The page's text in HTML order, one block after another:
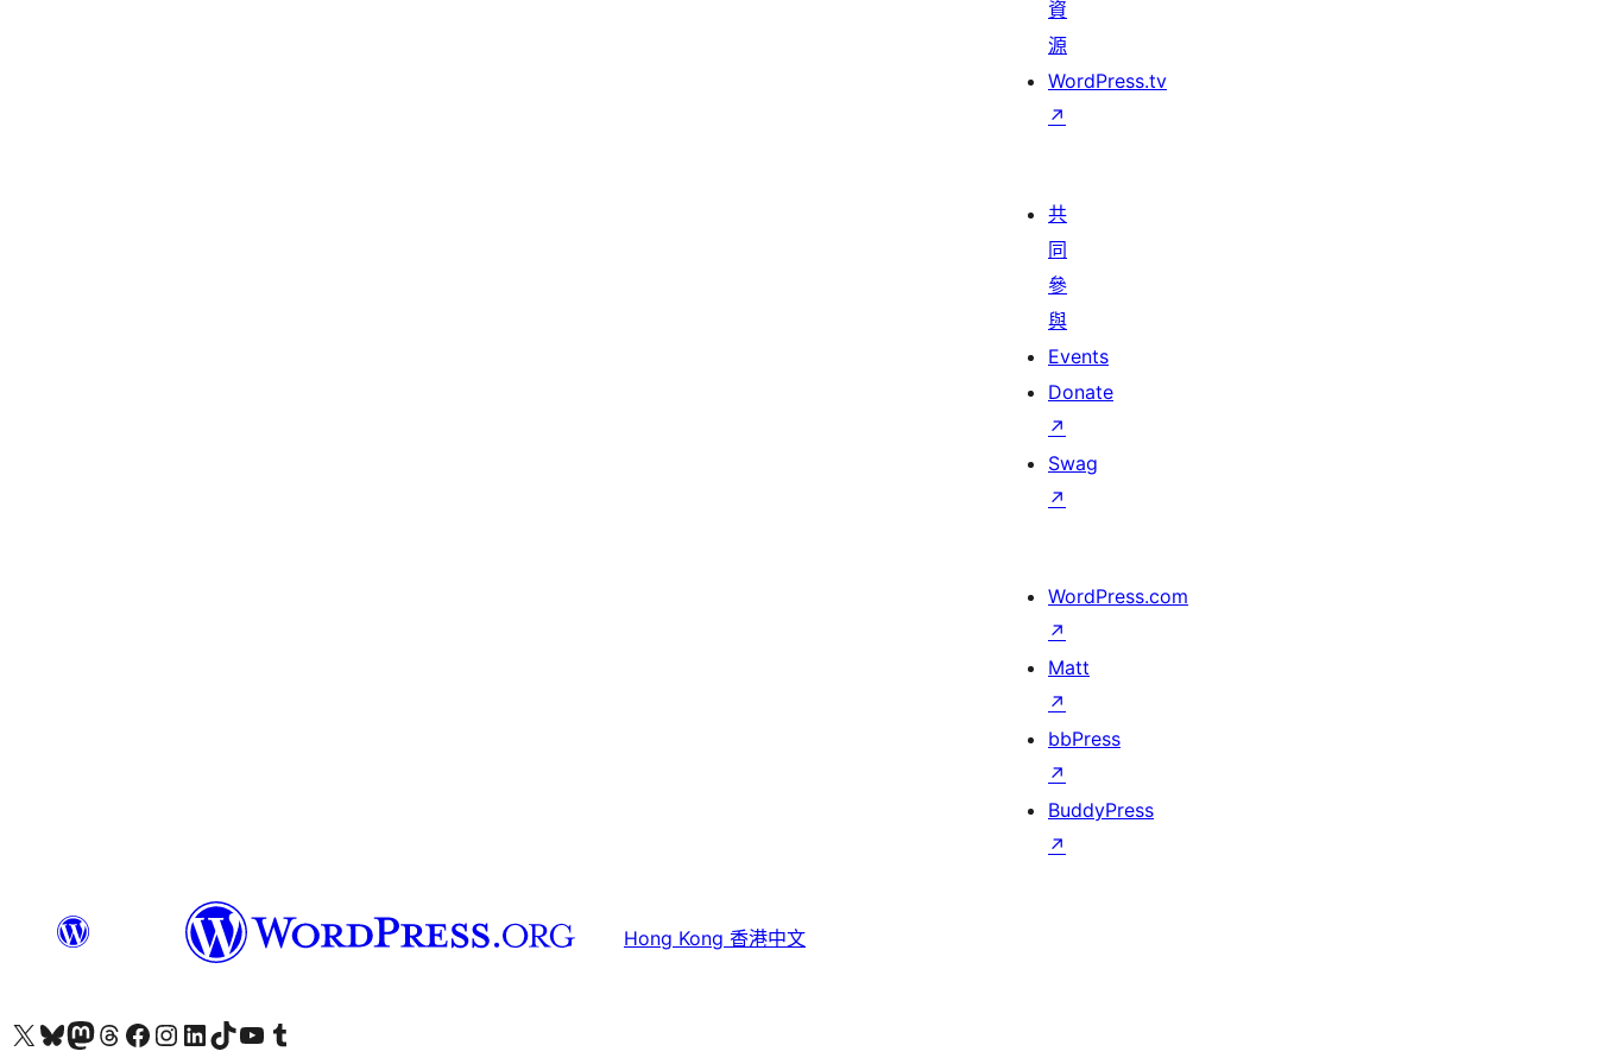
資
源
WordPress.tv
↗
共
同
參
與
Events
Donate
↗
Swag
↗
WordPress.com
↗
Matt
↗
bbPress
↗
BuddyPress
↗
Hong Kong 香港中文
Visit our X (formerly Twitter) account
Visit our Bluesky account
Visit our Mastodon account
Visit our Threads account
訪問我們的 Facebook 專頁Visit our Instagram account
Visit our LinkedIn account
Visit our TikTok account
Visit our YouTube channel
Visit our Tumblr account